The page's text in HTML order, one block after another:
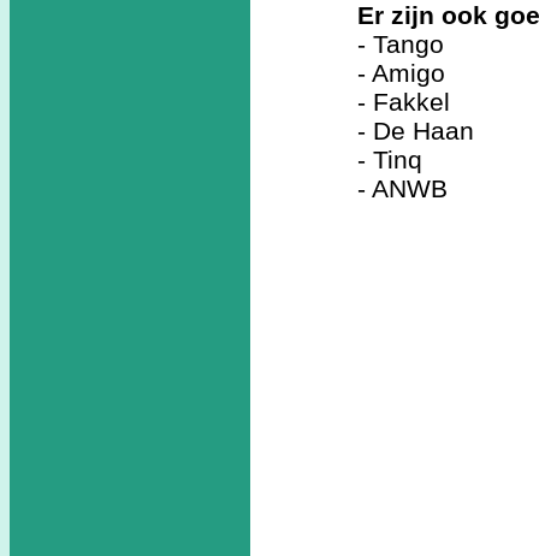
Er zijn ook
- Tango
- Amigo
- Fakkel
- De Haan
- Tinq
- ANWB